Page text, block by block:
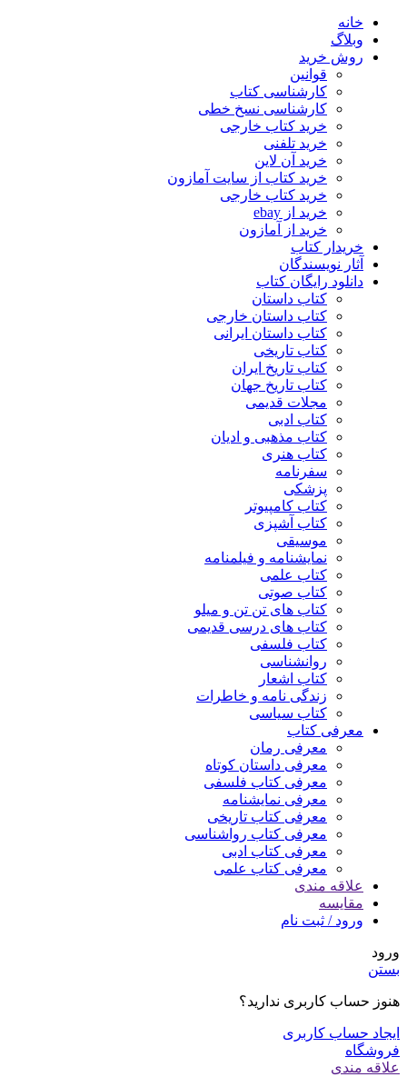
خانه
وبلاگ
روش خرید
قوانین
کارشناسی کتاب
کارشناسی نسخ خطی
خرید کتاب خارجی
خرید تلفنی
خرید آن لاین
خرید کتاب از سایت آمازون
خرید کتاب خارجی
خرید از ebay
خرید از آمازون
خریدار کتاب
آثار نویسندگان
دانلود رایگان کتاب
کتاب داستان
کتاب داستان خارجی
کتاب داستان ایرانی
کتاب تاریخی
کتاب تاریخ ایران
کتاب تاریخ جهان
مجلات قدیمی
کتاب ادبی
کتاب مذهبی و ادیان
کتاب هنری
سفرنامه
پزشکی
کتاب کامپیوتر
کتاب آشپزی
موسیقی
نمایشنامه و فیلمنامه
کتاب علمی
کتاب صوتی
کتاب های تن تن و میلو
کتاب های درسی قدیمی
کتاب فلسفی
روانشناسی
کتاب اشعار
زندگی نامه و خاطرات
کتاب سیاسی
معرفی کتاب
معرفی رمان
معرفی داستان کوتاه
معرفی کتاب فلسفی
معرفی نمایشنامه
معرفی کتاب تاریخی
معرفی کتاب رواشناسی
معرفی کتاب ادبی
معرفی کتاب علمی
علاقه مندی
مقایسه
ورود / ثبت نام
ورود
بستن
هنوز حساب کاربری ندارید؟
ایجاد حساب کاربری
فروشگاه
علاقه مندی